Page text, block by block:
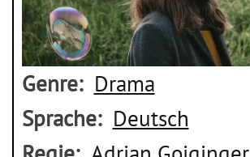
Genre
Drama
Sprache
Deutsch